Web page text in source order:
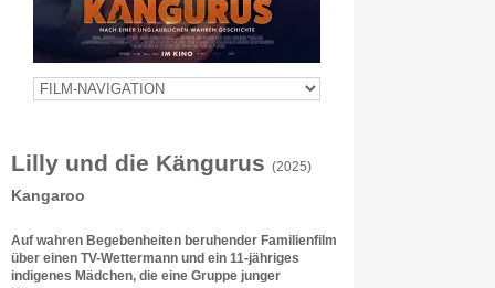
Lilly und die Kängurus (2025)
Kangaroo
Auf wahren Begebenheiten beruhender Familienfilm
über einen TV-Wettermann und ein 11-jähriges
indigenes Mädchen, die eine Gruppe junger